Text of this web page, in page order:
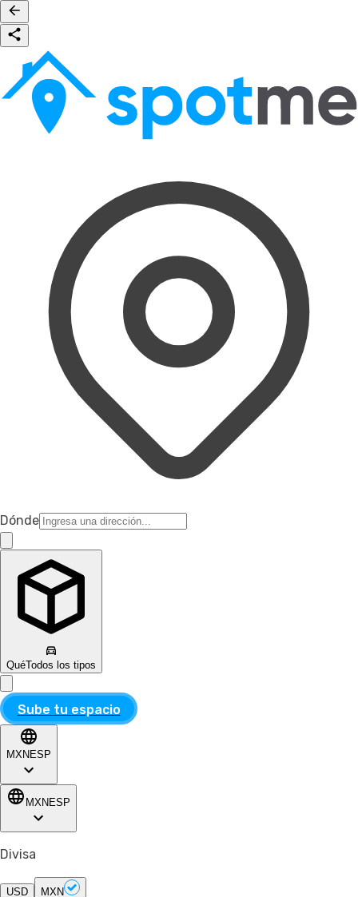
Dónde
QuéTodos los tipos
Sube tu espacio
MXN ESP
MXN ESP
Divisa
USD MXN